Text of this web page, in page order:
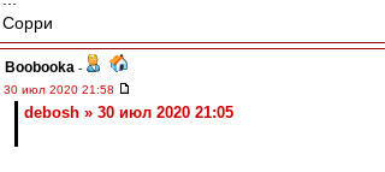
Сорри
Boobooka -
30 июл 2020 21:58
debosh » 30 июл 2020 21:05